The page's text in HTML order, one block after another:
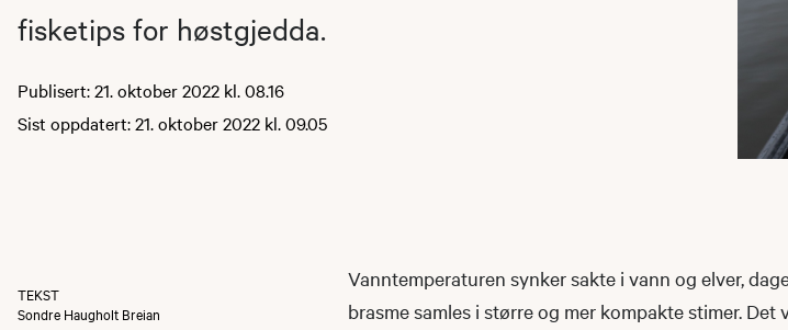
fisketips for høstgjedda.
Publisert: 21. oktober 2022 kl. 08.16
Sist oppdatert: 21. oktober 2022 kl. 09.05
TEKST
Sondre Haugholt Breian
Vanntemperaturen synker sakte i vann og elver,
brasme samles i større og mer kompakte stimer.